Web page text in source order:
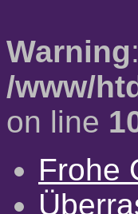
Warning
/www/
on line
Frohe